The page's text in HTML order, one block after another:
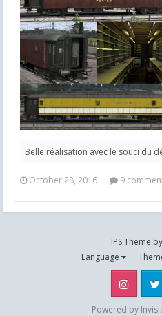
Belle réalisation avec le souci du
October 28, 2016 9
IPS Theme by
Language
Powered by